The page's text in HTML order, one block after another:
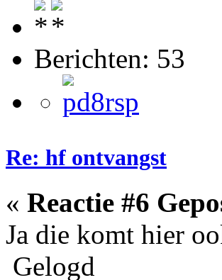
Berichten: 53
Re: hf ontvangst
« Reactie #6
Ja die komt hier
Gelogd